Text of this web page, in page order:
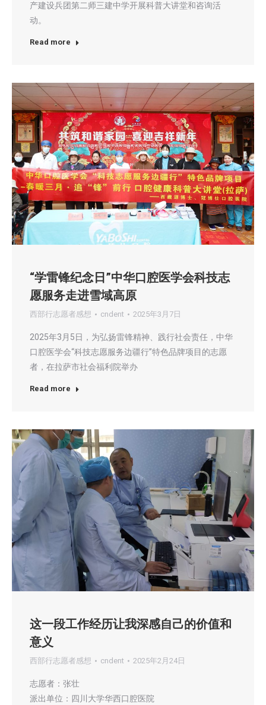
产建设兵团第二师三建中学开展科普大讲堂和咨询活
动。
Read more
“学雷锋纪念日”中华口腔医学会科技志
愿服务走进雪域高原
西部行志愿者感想 cndent 2025年3月7日
2025年3月5日，为弘扬雷锋精神、践行社会责任，中华
口腔医学会“科技志愿服务边疆行”特色品牌项目的志愿
者，在拉萨市社会福利院举办
Read more
这一段工作经历让我深感自己的价值和
意义
西部行志愿者感想 cndent 2025年2月24日
志愿者：张壮
派出单位：四川大学华西口腔医院